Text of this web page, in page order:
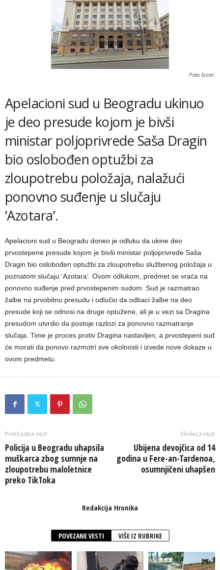
Foto Izvor:
Apelacioni sud u Beogradu ukinuo
je deo presude kojom je bivši
ministar poljoprivrede Saša Dragin
bio oslobođen optužbi za
zloupotrebu položaja, nalažući
ponovno suđenje u slučaju
‘Azotara’.
Apelacioni sud u Beogradu doneo je odluku da ukine deo
prvostepene presude kojom je bivši ministar poljoprivrede Saša
Dragin bio oslobođen optužbi za zloupotrebu službenog položaja u
poznatom slučaju ‘Azotara’. Ovom odlukom, predmet se vraća na
ponovno suđenje pred prvostepenim sudom. Sud je razmatrao
žalbe na prvobitnu presudu i odlučio da odbaci žalbe na deo
presude koji se odnosi na druge optužene, ali je u vezi sa Dragina
presudom utvrdio da postoje razlozi za ponovno razmatranje
slučaja. Time je proces protiv Dragina nastavljen, a prvostepeni sud
će morati da ponovo razmotri sve okolnosti i izvede nove dokaze u
ovom predmetu.
Prethodna vest
Policija u Beogradu uhapsila
muškarca zbog sumnje na
zloupotrebu maloletnice
preko TikToka
Sledeća vest
Ubijena devojčica od 14
godina u Fere-an-Tardenoa,
osumnjičeni uhapšen
Redakcija Hronika
POVEZANE VESTI VIŠE IZ RUBRIKE